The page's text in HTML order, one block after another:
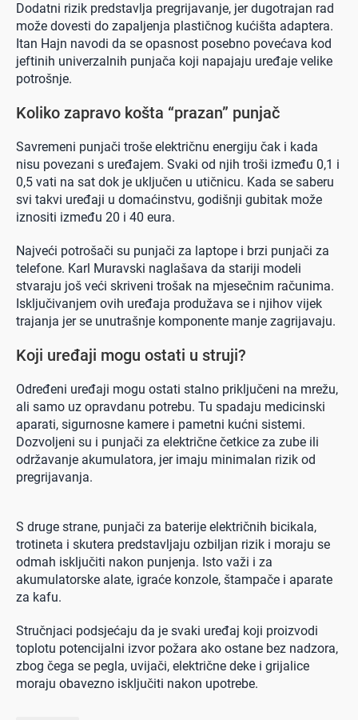
Dodatni rizik predstavlja pregrijavanje, jer dugotrajan rad
može dovesti do zapaljenja plastičnog kućišta adaptera.
Itan Hajn navodi da se opasnost posebno povećava kod
jeftinih univerzalnih punjača koji napajaju uređaje velike
potrošnje.
Koliko zapravo košta “prazan” punjač
Savremeni punjači troše električnu energiju čak i kada
nisu povezani s uređajem. Svaki od njih troši između 0,1 i
0,5 vati na sat dok je uključen u utičnicu. Kada se saberu
svi takvi uređaji u domaćinstvu, godišnji gubitak može
iznositi između 20 i 40 eura.
Najveći potrošači su punjači za laptope i brzi punjači za
telefone. Karl Muravski naglašava da stariji modeli
stvaraju još veći skriveni trošak na mjesečnim računima.
Isključivanjem ovih uređaja produžava se i njihov vijek
trajanja jer se unutrašnje komponente manje zagrijavaju.
Koji uređaji mogu ostati u struji?
Određeni uređaji mogu ostati stalno priključeni na mrežu,
ali samo uz opravdanu potrebu. Tu spadaju medicinski
aparati, sigurnosne kamere i pametni kućni sistemi.
Dozvoljeni su i punjači za električne četkice za zube ili
održavanje akumulatora, jer imaju minimalan rizik od
pregrijavanja.
S druge strane, punjači za baterije električnih bicikala,
trotineta i skutera predstavljaju ozbiljan rizik i moraju se
odmah isključiti nakon punjenja. Isto važi i za
akumulatorske alate, igraće konzole, štampače i aparate
za kafu.
Stručnjaci podsjećaju da je svaki uređaj koji proizvodi
toplotu potencijalni izvor požara ako ostane bez nadzora,
zbog čega se pegla, uvijači, električne deke i grijalice
moraju obavezno isključiti nakon upotrebe.